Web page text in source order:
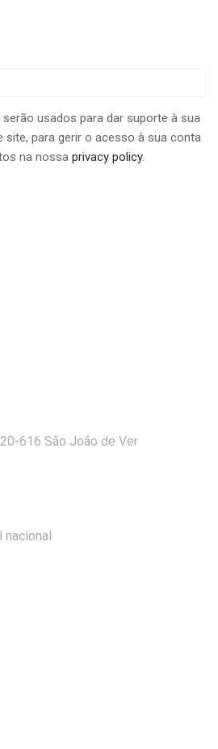
usados para dar suporte à sua
site, para gerir o acesso à sua conta
na nossa privacy policy.
616 São João de Ver
nacional